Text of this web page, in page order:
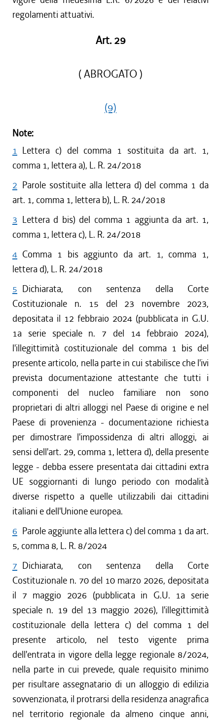
regolamenti attuativi.
Art. 29
( ABROGATO )
(9)
Note:
1 Lettera c) del comma 1 sostituita da art. 1,
comma 1, lettera a), L. R. 24/2018
2 Parole sostituite alla lettera d) del comma 1 da
art. 1, comma 1, lettera b), L. R. 24/2018
3 Lettera d bis) del comma 1 aggiunta da art. 1,
comma 1, lettera c), L. R. 24/2018
4 Comma 1 bis aggiunto da art. 1, comma 1,
lettera d), L. R. 24/2018
5 Dichiarata, con sentenza della Corte
Costituzionale n. 15 del 23 novembre 2023,
depositata il 12 febbraio 2024 (pubblicata in G.U.
1a serie speciale n. 7 del 14 febbraio 2024),
l'illegittimità costituzionale del comma 1 bis del
presente articolo, nella parte in cui stabilisce che l'ivi
prevista documentazione attestante che tutti i
componenti del nucleo familiare non sono
proprietari di altri alloggi nel Paese di origine e nel
Paese di provenienza - documentazione richiesta
per dimostrare l'impossidenza di altri alloggi, ai
sensi dell'art. 29, comma 1, lettera d), della presente
legge - debba essere presentata dai cittadini extra
UE soggiornanti di lungo periodo con modalità
diverse rispetto a quelle utilizzabili dai cittadini
italiani e dell'Unione europea.
6 Parole aggiunte alla lettera c) del comma 1 da art.
5, comma 8, L. R. 8/2024
7 Dichiarata, con sentenza della Corte
Costituzionale n. 70 del 10 marzo 2026, depositata
il 7 maggio 2026 (pubblicata in G.U. 1a serie
speciale n. 19 del 13 maggio 2026), l'illegittimità
costituzionale della lettera c) del comma 1 del
presente articolo, nel testo vigente prima
dell'entrata in vigore della legge regionale 8/2024,
nella parte in cui prevede, quale requisito minimo
per risultare assegnatario di un alloggio di edilizia
sovvenzionata, il protrarsi della residenza anagrafica
nel territorio regionale da almeno cinque anni,